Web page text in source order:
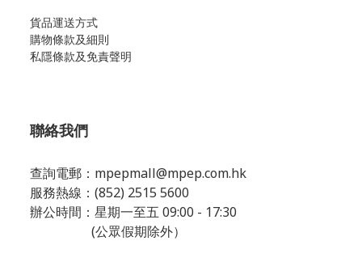
貨品運送方式
購物條款及細則
私隱條款及免責聲明
聯絡我們
查詢電郵： mpepmall@mpep.com.hk
服務熱線：(852) 2515 5600
辦公時間：星期一至五 09:00 - 17:30
(公眾假期除外）